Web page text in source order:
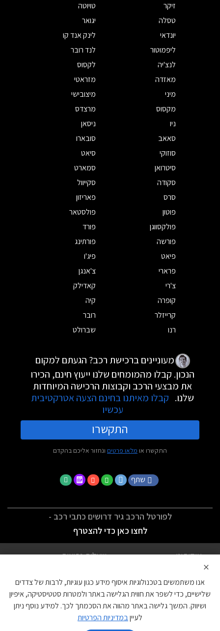
זיקר
טויוטה
טסלה
יגואר
יונדאי
לינק אנד קו
ליפמוטור
לנד רובר
לנצ'יה
לקסוס
מאזדה
מזראטי
מיני
מיצובישי
מקסוס
מרצדס
ניו
ניסאן
סאאב
סובארו
סוזוקי
סיאט
סיטרואן
סמארט
סקודה
סקייוול
סרס
פאריזון
פוטון
פולסטאר
פולקסווגן
פורד
פורשה
פורתינג
פיאט
פיג'ו
פרארי
צ'אנגן
צ'רי
קאדילק
קופרה
קיה
קרייזלר
רובר
רנו
שברולט
מעוניינים ברכישת רכב? הגעתם למקום
הנכון. קבלו מהמומחים שלנו ייעוץ חינם, הכירו
את מבצעי הרכב וקבוצות הרכישה המיוחדות
שלנו. קבלו מאיתנו בחינם הצעה אטרקטיבית
עכשיו
התקשרו
התקשרו או מלאו פרטים ונחזור אליכם בהקדם
שתף
לפורטל הרכב גיר דרושים כתבי רכב -
לחצו כאן כדי להצטרף
אודותינו
שאלות נפוצות
הצהרת נגישות
צור קשר
עוגיות
×
אנו משתמשים בטכנולוגיות איסוף מידע כגון עוגיות, לרבות של צדדים
שלישיים, כדי לשפר את חווית הגלישה באתר ולמטרות סטטיסטיקה, איפיון
ושיווק. המשך גלישה באתר מהווה את הסכמתך לכך. למידע נוסף ניתן
לעייןבמדיניות הפרטיות